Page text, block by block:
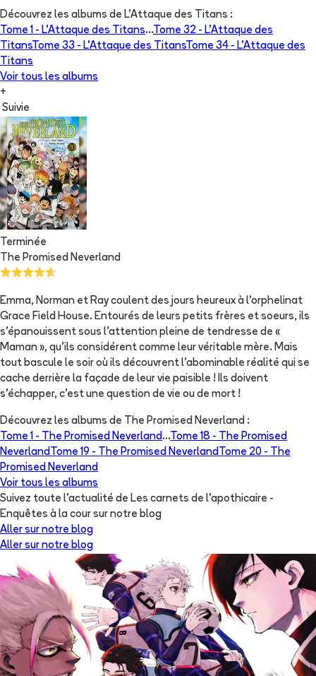
Découvrez les albums de L'Attaque des Titans :
Tome 1 - L'Attaque des Titans...Tome 32 - L'Attaque des
TitansTome 33 - L'Attaque des TitansTome 34 - L'Attaque des
Titans
Voir tous les albums
+
Suivie
Terminée
The Promised Neverland
Emma, Norman et Ray coulent des jours heureux à l'orphelinat
Grace Field House. Entourés de leurs petits frères et soeurs, ils
s'épanouissent sous l'attention pleine de tendresse de «
Maman », qu'ils considérent comme leur véritable mère. Mais
tout bascule le soir où ils découvrent l'abominable réalité qui se
cache derrière la façade de leur vie paisible ! Ils doivent
s'échapper, c'est une question de vie ou de mort !
Découvrez les albums de The Promised Neverland :
Tome 1 -
The Promised Neverland ...Tome 18 -
The Promised
Neverland
Tome 19 - The Promised Neverland Tome 20 -
The
Promised Neverland
Voir tous les albums
Suivez toute l'actualité de Les carnets de l'apothicaire -
Enquêtes à la cour sur notre blog
Aller sur notre blog
Aller sur notre blog